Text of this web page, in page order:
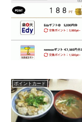
ポイントカード